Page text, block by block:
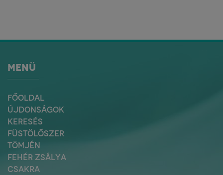
MENÜ
FŐOLDAL
ÚJDONSÁGOK
KERESÉS
FÜSTÖLŐSZER
TÖMJÉN
FEHÉR ZSÁLYA
CSAKRA